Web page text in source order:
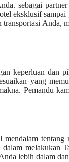
sebagai
eksklusif sampai
Anda,
keperluan dan
yang
Pemandu
melakukan
lebih dalam